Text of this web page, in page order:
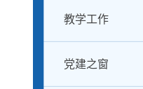
教学工作
党建之窗